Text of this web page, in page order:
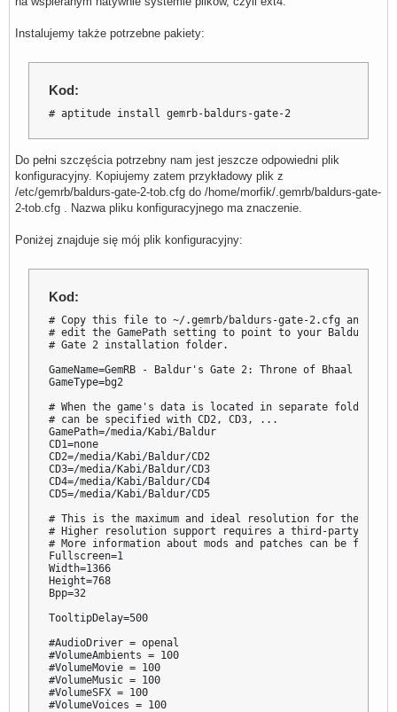
Instalujemy także potrzebne pakiety:
Kod:
# aptitude install gemrb-baldurs-gate-2
Do pełni szczęścia potrzebny nam jest jeszcze odpowiedni plik
konfiguracyjny. Kopiujemy zatem przykładowy plik z
/etc/gemrb/baldurs-gate-2-tob.cfg do /home/morfik/.gemrb/baldurs-gate-
2-tob.cfg . Nazwa pliku konfiguracyjnego ma znaczenie.
Poniżej znajduje się mój plik konfiguracyjny:
Kod:
# Copy this file to ~/.gemrb/baldurs-gate-2.cfg and
# edit the GamePath setting to point to your Baldur's
# Gate 2 installation folder.
GameName=GemRB - Baldur's Gate 2: Throne of Bhaal
GameType=bg2
# When the game's data is located in separate folders,
# can be specified with CD2, CD3, ...
GamePath=/media/Kabi/Baldur
CD1=none
CD2=/media/Kabi/Baldur/CD2
CD3=/media/Kabi/Baldur/CD3
CD4=/media/Kabi/Baldur/CD4
CD5=/media/Kabi/Baldur/CD5
# This is the maximum and ideal resolution for the
# Higher resolution support requires a third-party
# More information about mods and patches can be
Fullscreen=1
Width=1366
Height=768
Bpp=32
TooltipDelay=500
#AudioDriver = openal
#VolumeAmbients = 100
#VolumeMovie = 100
#VolumeMusic = 100
#VolumeSFX = 100
#VolumeVoices = 100